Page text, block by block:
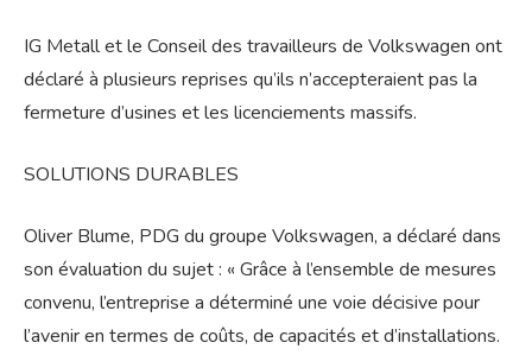
IG Metall et le Conseil des travailleurs de Volkswagen ont
déclaré à plusieurs reprises qu’ils n’accepteraient pas la
fermeture d’usines et les licenciements massifs.
SOLUTIONS DURABLES
Oliver Blume, PDG du groupe Volkswagen, a déclaré dans
son évaluation du sujet : « Grâce à l’ensemble de mesures
convenu, l’entreprise a déterminé une voie décisive pour
l’avenir en termes de coûts, de capacités et d’installations.